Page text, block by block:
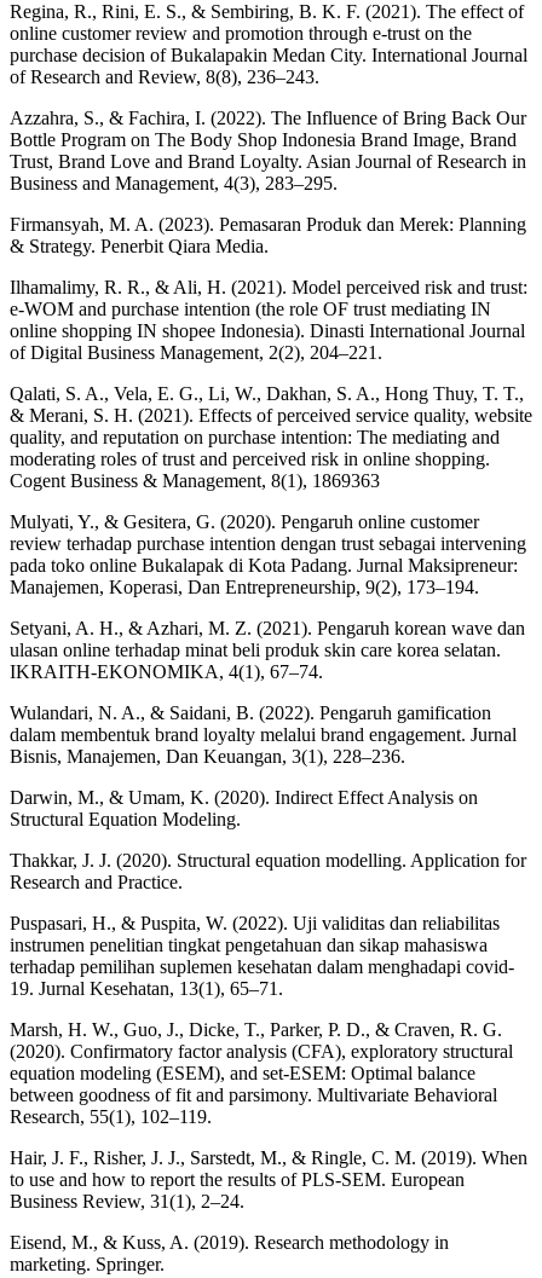
Regina, R., Rini, E. S., & Sembiring, B. K. F. (2021). The effect of
online customer review and promotion through e-trust on the
purchase decision of Bukalapakin Medan City. International Journal
of Research and Review, 8(8), 236–243.
Azzahra, S., & Fachira, I. (2022). The Influence of Bring Back Our
Bottle Program on The Body Shop Indonesia Brand Image, Brand
Trust, Brand Love and Brand Loyalty. Asian Journal of Research in
Business and Management, 4(3), 283–295.
Firmansyah, M. A. (2023). Pemasaran Produk dan Merek: Planning
& Strategy. Penerbit Qiara Media.
Ilhamalimy, R. R., & Ali, H. (2021). Model perceived risk and trust:
e-WOM and purchase intention (the role OF trust mediating IN
online shopping IN shopee Indonesia). Dinasti International Journal
of Digital Business Management, 2(2), 204–221.
Qalati, S. A., Vela, E. G., Li, W., Dakhan, S. A., Hong Thuy, T. T.,
& Merani, S. H. (2021). Effects of perceived service quality, website
quality, and reputation on purchase intention: The mediating and
moderating roles of trust and perceived risk in online shopping.
Cogent Business & Management, 8(1), 1869363
Mulyati, Y., & Gesitera, G. (2020). Pengaruh online customer
review terhadap purchase intention dengan trust sebagai intervening
pada toko online Bukalapak di Kota Padang. Jurnal Maksipreneur:
Manajemen, Koperasi, Dan Entrepreneurship, 9(2), 173–194.
Setyani, A. H., & Azhari, M. Z. (2021). Pengaruh korean wave dan
ulasan online terhadap minat beli produk skin care korea selatan.
IKRAITH-EKONOMIKA, 4(1), 67–74.
Wulandari, N. A., & Saidani, B. (2022). Pengaruh gamification
dalam membentuk brand loyalty melalui brand engagement. Jurnal
Bisnis, Manajemen, Dan Keuangan, 3(1), 228–236.
Darwin, M., & Umam, K. (2020). Indirect Effect Analysis on
Structural Equation Modeling.
Thakkar, J. J. (2020). Structural equation modelling. Application for
Research and Practice.
Puspasari, H., & Puspita, W. (2022). Uji validitas dan reliabilitas
instrumen penelitian tingkat pengetahuan dan sikap mahasiswa
terhadap pemilihan suplemen kesehatan dalam menghadapi covid-
19. Jurnal Kesehatan, 13(1), 65–71.
Marsh, H. W., Guo, J., Dicke, T., Parker, P. D., & Craven, R. G.
(2020). Confirmatory factor analysis (CFA), exploratory structural
equation modeling (ESEM), and set-ESEM: Optimal balance
between goodness of fit and parsimony. Multivariate Behavioral
Research, 55(1), 102–119.
Hair, J. F., Risher, J. J., Sarstedt, M., & Ringle, C. M. (2019). When
to use and how to report the results of PLS-SEM. European
Business Review, 31(1), 2–24.
Eisend, M., & Kuss, A. (2019). Research methodology in
marketing. Springer.